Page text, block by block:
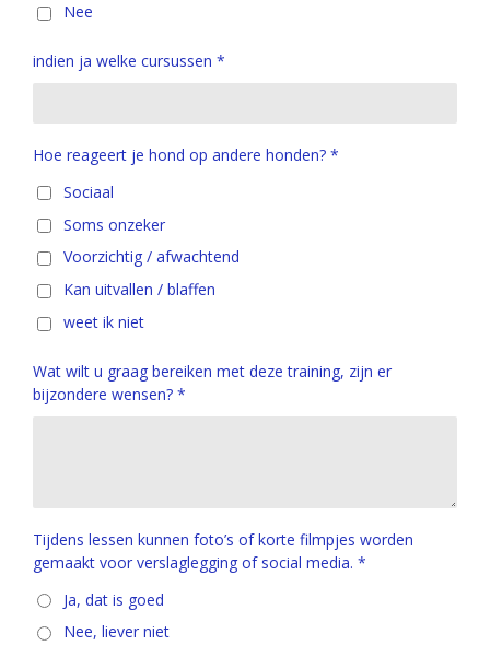
Nee
indien ja welke cursussen *
Hoe reageert je hond op andere honden? *
Sociaal
Soms onzeker
Voorzichtig / afwachtend
Kan uitvallen / blaffen
weet ik niet
Wat wilt u graag bereiken met deze training, zijn er
bijzondere wensen? *
Tijdens lessen kunnen foto’s of korte filmpjes worden
gemaakt voor verslaglegging of social media. *
Ja, dat is goed
Nee, liever niet